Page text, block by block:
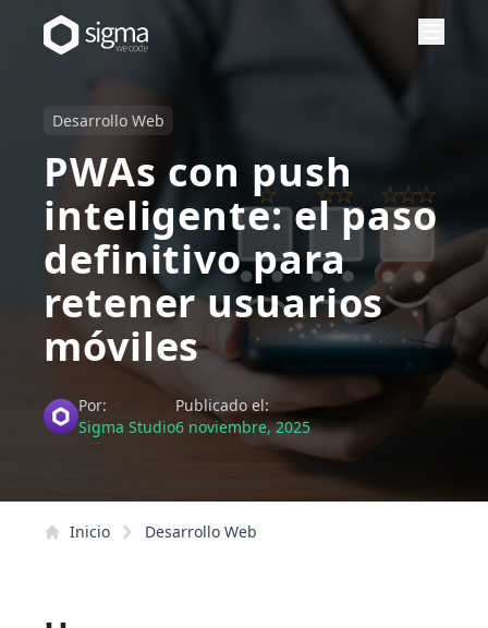
Desarrollo Web
PWAs con push
inteligente: el paso
definitivo para
retener usuarios
móviles
Por:
Sigma Studio
Publicado el:
6 noviembre, 2025
Inicio Desarrollo Web